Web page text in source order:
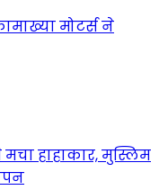
मोटर्स ने
मचा हाहाकार, मुस्लिम